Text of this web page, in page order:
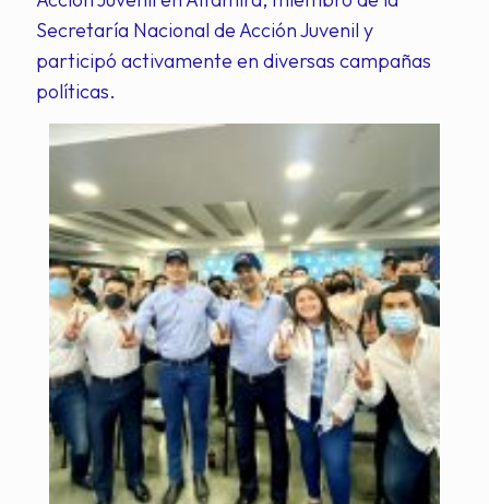
Secretaría Nacional de Acción Juvenil y
participó activamente en diversas campañas
políticas.